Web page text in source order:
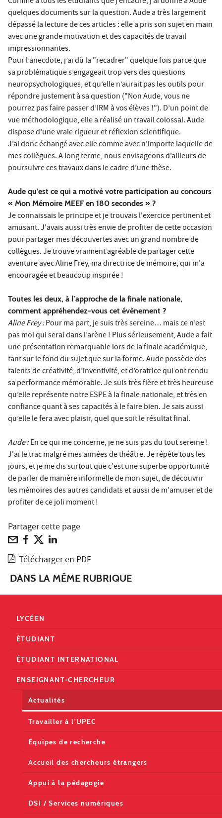
quelques documents sur la question. Aude a très largement
dépassé la lecture de ces articles : elle a pris son sujet en main
avec une grande motivation et des capacités de travail
impressionnantes.
Pour l’anecdote, j’ai dû la "recadrer" quelque fois parce que
sa problématique s’engageait trop vers des questions
neuropsychologiques, et qu’elle n’aurait pas les outils pour
répondre justement à sa question ("Non Aude, vous ne
pourrez pas faire passer d’IRM à vos élèves !"). D’un point de
vue méthodologique, elle a réalisé un travail colossal. Aude
dispose d’une vraie rigueur et réflexion scientifique.
J’ai donc échangé avec elle comme avec n’importe laquelle de
mes collègues. A long terme, nous envisageons d’ailleurs de
poursuivre ces travaux dans le cadre d’une thèse.
Aude qu’est ce qui a motivé votre participation au concours
« Mon Mémoire MEEF en 180 secondes » ?
Je connaissais le principe et je trouvais l'exercice pertinent et
amusant. J'avais aussi très envie de profiter de cette occasion
pour partager mes découvertes avec un grand nombre de
collègues. Je trouve vraiment agréable de partager cette
aventure avec Aline Frey, ma directrice de mémoire, qui m'a
encouragée et beaucoup inspirée !
Toutes les deux, à l’approche de la finale nationale,
comment appréhendez-vous cet évènement ?
Aline Frey :Pour ma part, je suis très sereine… mais ce n’est
pas moi qui serai dans l’arène ! Plus sérieusement, Aude a fait
une présentation remarquable lors de la finale académique,
tant sur le fond du sujet que sur la forme. Aude possède des
talents de créativité, d’inventivité, et d’oratrice qui ont rendu
sa performance mémorable. Je suis très fière et très heureuse
qu’elle représente notre ESPE à la finale nationale, et très en
confiance quant à ses capacités à le faire bien. Je sais aussi
qu’elle le fera avec plaisir, quel que soit le résultat final.
Aude :En ce qui me concerne, je ne suis pas du tout sereine !
J'ai le trac malgré mes années de théâtre. Je répète tous les
jours, et je me dis surtout que c'est une superbe opportunité
de parler de manière informelle de mon sujet, de découvrir
les mémoires des autres candidats et aussi de m'amuser et de
profiter de ce joli moment !
Partager cette page
Télécharger en PDF
DANS LA MÊME RUBRIQUE
LYCÉEN
ÉTUDIANT
ÉTUDIANT INTERNATIONAL
ENSEIGNANT-CHERCHEUR
Actualités
Travailler à l'UPEC
Equipes de recherche
Accueil des chercheurs étrangers
Appui à la pédagogie
DSI / Services numériques